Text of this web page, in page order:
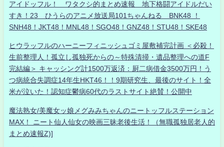
アイドッフル！ ワタクシ的まとめ速報 地下格闘アイドルだい
すき！23 ひうらのアニメ放送局101ちゃんねる BNK48 ！
SNH48！JKT48！MNL48！SGO48！GNZ48！STU48！SKE48
ヒウラッフルのハーニーフィニッシュゴミ屋敷補完計画 ＜必殺！
生前整理人！孤立し孤独死からの～特殊清掃・遺品整理への道F
完結編＞ キャッシング計1500万返済：厨二病借金3500万円！う
つ病統合失調症14年生HKT46！！9期研究生、最後のサイト！全
米が泣いた！認知症鬱病60代のラストサイト絶賛！公開中
魔法熟女/美魔女ッ娘メグみみちゃんのニートッフルステーション
MAX！ ニート仙人仙女の映画三昧老後生活！（無職孤独居老人的
まとめ速報Z)]